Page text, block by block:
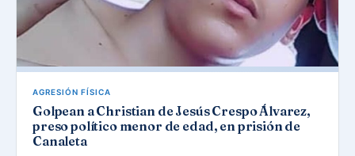
AGRESIÓN FÍSICA
Golpean a Christian de Jesús Crespo Álvarez,
preso político menor de edad, en prisión de
Canaleta